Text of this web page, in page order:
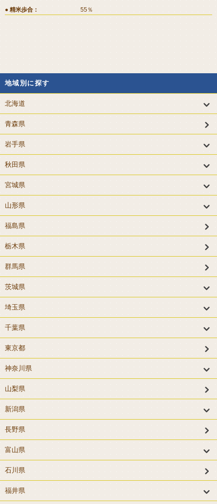
精米歩合 55％
地域別に探す
北海道
青森県
岩手県
秋田県
宮城県
山形県
福島県
栃木県
群馬県
茨城県
埼玉県
千葉県
東京都
神奈川県
山梨県
新潟県
長野県
富山県
石川県
福井県